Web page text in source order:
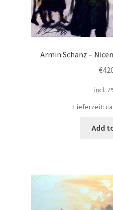
Armin Schanz –
€
incl.
Lieferzeit:
Add